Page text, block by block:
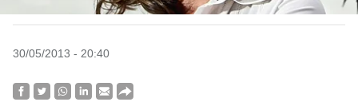
30/05/2013 - 20:40